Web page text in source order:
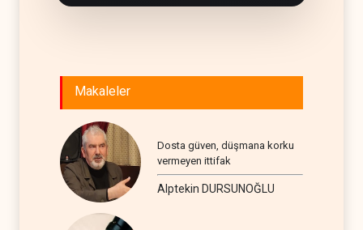
Makaleler
Dosta güven, düşmana korku
vermeyen ittifak
Alptekin DURSUNOĞLU